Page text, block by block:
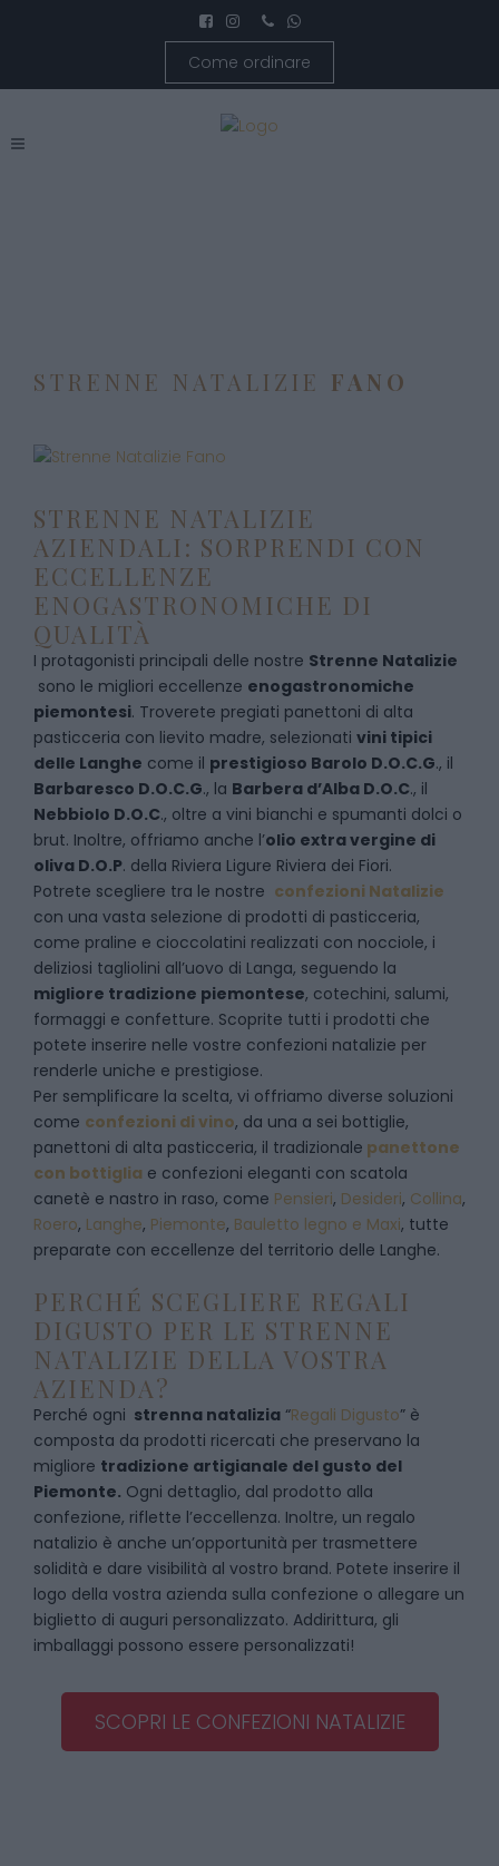
Come ordinare
STRENNE NATALIZIE FANO
STRENNE NATALIZIE
AZIENDALI: SORPRENDI CON
ECCELLENZE
ENOGASTRONOMICHE DI
QUALITÀ
I protagonisti principali delle nostre Strenne Natalizie
sono le migliori eccellenze enogastronomiche
piemontesi. Troverete pregiati panettoni di alta
pasticceria con lievito madre, selezionati vini tipici
delle Langhe come il prestigioso Barolo D.O.C.G., il
Barbaresco D.O.C.G., la Barbera d’Alba D.O.C., il
Nebbiolo D.O.C., oltre a vini bianchi e spumanti dolci o
brut. Inoltre, offriamo anche l’olio extra vergine di
oliva D.O.P. della Riviera Ligure Riviera dei Fiori.
Potrete scegliere tra le nostre confezioni Natalizie
con una vasta selezione di prodotti di pasticceria,
come praline e cioccolatini realizzati con nocciole, i
deliziosi tagliolini all’uovo di Langa, seguendo la
migliore tradizione piemontese, cotechini, salumi,
formaggi e confetture. Scoprite tutti i prodotti che
potete inserire nelle vostre confezioni natalizie per
renderle uniche e prestigiose.
Per semplificare la scelta, vi offriamo diverse soluzioni
come confezioni di vino, da una a sei bottiglie,
panettoni di alta pasticceria, il tradizionale panettone
con bottiglia e confezioni eleganti con scatola
canetè e nastro in raso, come Pensieri, Desideri, Collina,
Roero, Langhe, Piemonte, Bauletto legno e Maxi, tutte
preparate con eccellenze del territorio delle Langhe.
PERCHÉ SCEGLIERE REGALI
DIGUSTO PER LE STRENNE
NATALIZIE DELLA VOSTRA
AZIENDA?
Perché ogni strenna natalizia “Regali Digusto” è
composta da prodotti ricercati che preservano la
migliore tradizione artigianale del gusto del
Piemonte. Ogni dettaglio, dal prodotto alla
confezione, riflette l’eccellenza. Inoltre, un regalo
natalizio è anche un’opportunità per trasmettere
solidità e dare visibilità al vostro brand. Potete inserire il
logo della vostra azienda sulla confezione o allegare un
biglietto di auguri personalizzato. Addirittura, gli
imballaggi possono essere personalizzati!
SCOPRI LE CONFEZIONI NATALIZIE